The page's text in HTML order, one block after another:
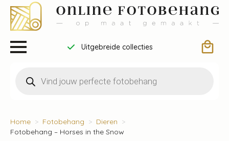
Uitgebreide collecties
zoeken
Home Fotobehang
Dieren
Fotobehang – Horses in the Snow